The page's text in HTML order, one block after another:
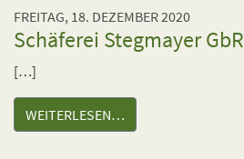
FREITAG, 18. DEZEMBER 2020
Schäferei Stegmayer GbR
[…]
WEITERLESEN…